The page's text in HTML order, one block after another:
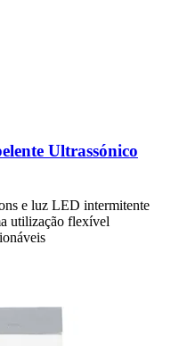
Ultrassónico
e luz LED intermitente
utilização flexível